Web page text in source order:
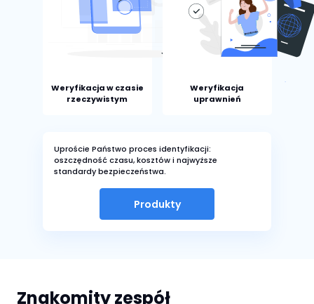
Weryfikacja w czasie
rzeczywistym
Weryfikacja
uprawnień
Uproście Państwo proces identyfikacji:
oszczędność czasu, kosztów i najwyższe
standardy bezpieczeństwa.
Produkty
Znakomity zespół